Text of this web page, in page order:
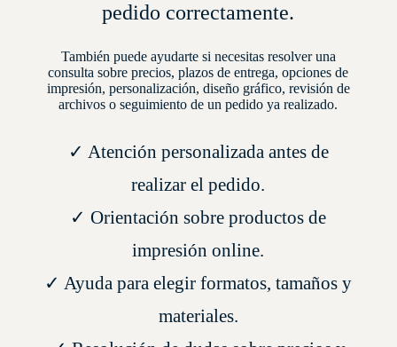
pedido correctamente.
También puede ayudarte si necesitas resolver una
consulta sobre precios, plazos de entrega, opciones de
impresión, personalización, diseño gráfico, revisión de
archivos o seguimiento de un pedido ya realizado.
✓ Atención personalizada antes de
realizar el pedido.
✓ Orientación sobre productos de
impresión online.
✓ Ayuda para elegir formatos, tamaños y
materiales.